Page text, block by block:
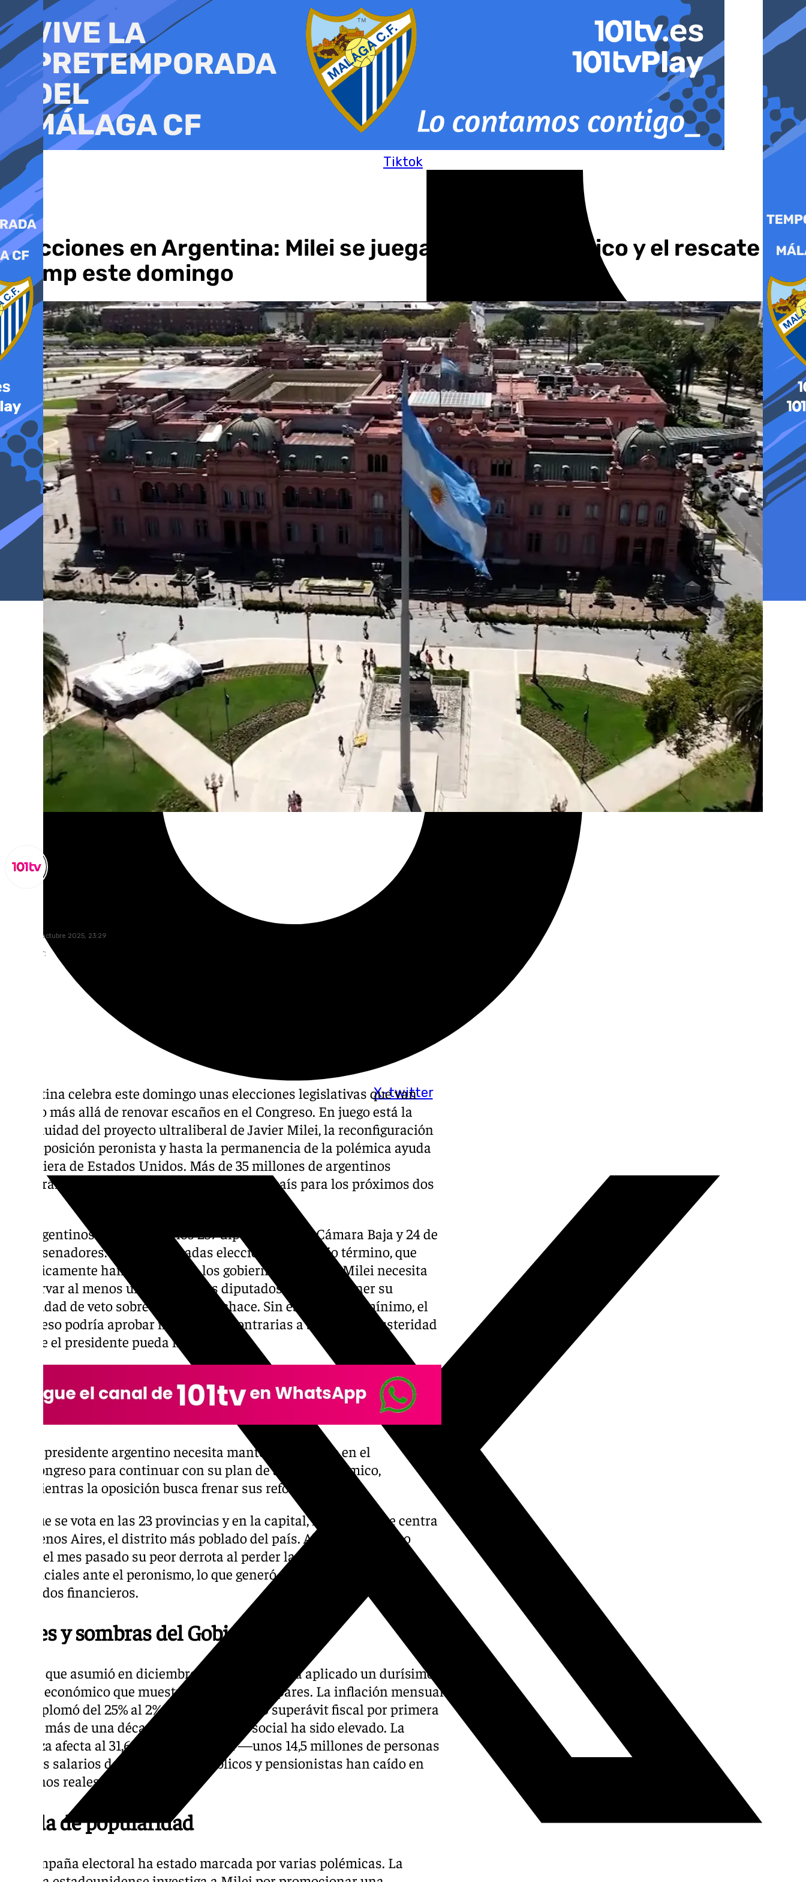
al
contenido
Tiktok
X-twitter
Elecciones en Argentina: Milei se juega su futuro político y el rescate de
Trump este domingo
sábado, 25 octubre 2025, 23:29
Compartir:
Argentina celebra este domingo unas elecciones legislativas que van
mucho más allá de renovar escaños en el Congreso. En juego está la
continuidad del proyecto ultraliberal de Javier Milei, la reconfiguración
de la oposición peronista y hasta la permanencia de la polémica ayuda
financiera de Estados Unidos. Más de 35 millones de argentinos
decidirán el rumbo político y económico del país para los próximos dos
Los argentinos eligen 127 de los 257 diputados de la Cámara Baja y 24 de
los 72 senadores. Son las llamadas elecciones de medio término, que
históricamente han debilitado a los gobiernos de turno. Milei necesita
conservar al menos un tercio de los diputados para mantener su
capacidad de veto sobre leyes que rechace. Sin ese respaldo mínimo, el
Congreso podría aprobar normativas contrarias a su plan de austeridad
sin que el presidente pueda impedirlo.
El presidente argentino necesita mantener el apoyo en el
Congreso para continuar con su plan de ajuste económico,
mientras la oposición busca frenar sus reformas
Aunque se vota en las 23 provincias y en la capital, la atención se centra
en Buenos Aires, el distrito más poblado del país. Allí, el oficialismo
sufrió el mes pasado su peor derrota al perder las elecciones
provinciales ante el peronismo, lo que generó nerviosismo en los
mercados financieros.
Luces y sombras del Gobierno
Desde que asumió en diciembre de 2023, Milei ha aplicado un durísimo
ajuste económico que muestra resultados dispares. La inflación mensual
se desplomó del 25% al 2% y Argentina logró superávit fiscal por primera
vez en más de una década. Pero el precio social ha sido elevado. La
pobreza afecta al 31,6% de la población —unos 14,5 millones de personas
— y los salarios de trabajadores públicos y pensionistas han caído en
términos reales.
Caída de popularidad
La campaña electoral ha estado marcada por varias polémicas. La